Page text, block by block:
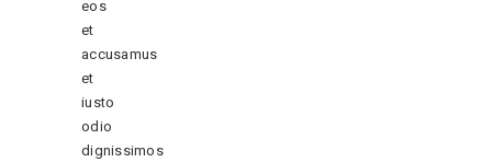
eos
et
accusamus
et
iusto
odio
dignissimos